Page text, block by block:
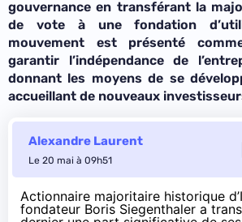
gouvernance en transférant la
de vote à une fondation
mouvement est présenté
garantir l’indépendance de
donnant les moyens de se
accueillant de nouveaux
Alexandre Laurent
Le 20 mai à 09h51
Actionnaire majoritaire historique
fondateur Boris Siegenthaler a